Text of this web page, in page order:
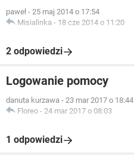
paweł - 25 maj 2014 o 17:54
Misialinka - 18 cze 2014 o 11:20
2 odpowiedzi
Logowanie pomocy
danuta kurzawa - 23 mar 2017 o 18:44
Floreo - 24 mar 2017 o 08:03
1 odpowiedzi